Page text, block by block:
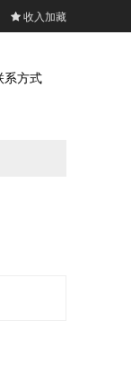
收入加藏
系方式